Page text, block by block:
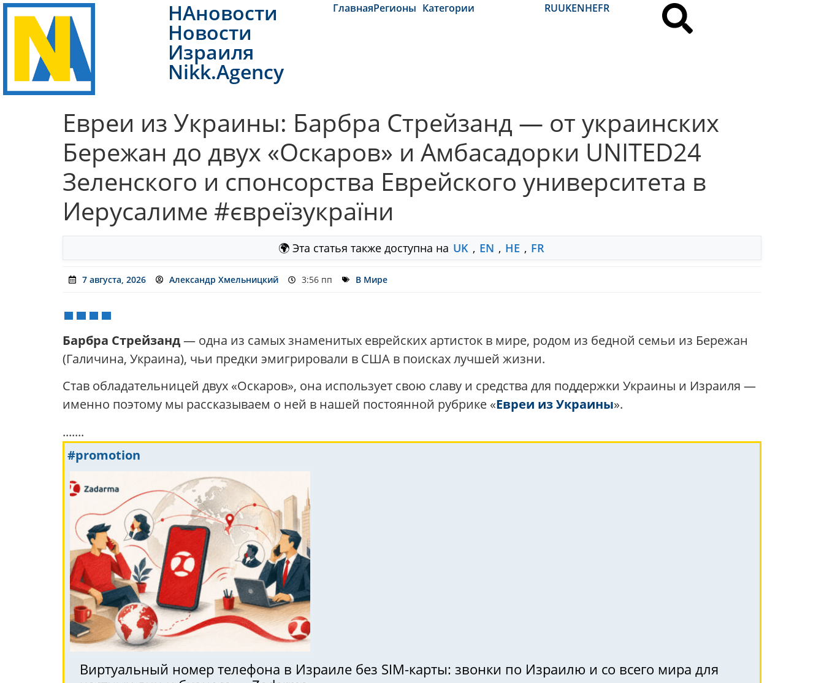
НАновости
Новости
Израиля
Nikk.Agency
ГлавнаяРегионы Категории RUUKENHEFR
Евреи из Украины: Барбра Стрейзанд — от украинских
Бережан до двух «Оскаров» и Амбасадорки UNITED24
Зеленского и спонсорства Еврейского университета в
Иерусалиме #євреїзукраїни
🌍 Эта статья также доступна на UK , EN , HE , FR
7 августа, 2026 Александр Хмельницкий 3:56 пп В Мире
Барбра Стрейзанд— одна из самых знаменитых еврейских артисток в мире, родом из бедной семьи из Бережан
(Галичина, Украина), чьи предки эмигрировали в США в поисках лучшей жизни.
Став обладательницей двух «Оскаров», она использует свою славу и средства для поддержки Украины и Израиля —
именно поэтому мы рассказываем о ней в нашей постоянной рубрике «Евреи из Украины».
.......
#promotion
Виртуальный номер телефона в Израиле без SIM-карты: звонки по Израилю и со всего мира для